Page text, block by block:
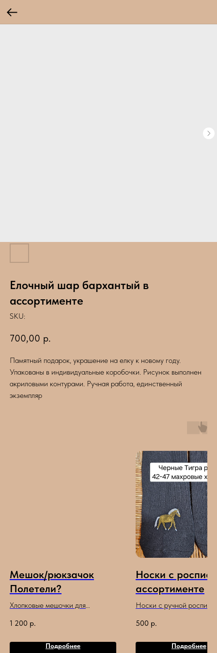
Елочный шар бархантый в
ассортименте
SKU:
700,00 р.
Памятный подарок, украшение на елку к новому году.
Упакованы в индивидуальные коробочки. Рисунок выполнен
акриловыми контурами. Ручная работа, единственный
экземпляр
Мешок/рюкзачок
Полетели?
Хлопковые мешочки для
или обуви с затяжкой на шнурке.
Размер 34×38 см. Расписаны
1 200 р.
Подробнее
Носки с
ассортименте
Носки с ручной
наш клуб
500 р.
Подробнее